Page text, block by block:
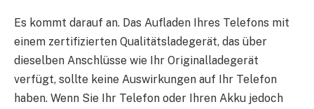
Es kommt darauf an. Das Aufladen Ihres Telefons mit
einem zertifizierten Qualitätsladegerät, das über
dieselben Anschlüsse wie Ihr Originalladegerät
verfügt, sollte keine Auswirkungen auf Ihr Telefon
haben. Wenn Sie Ihr Telefon oder Ihren Akku jedoch